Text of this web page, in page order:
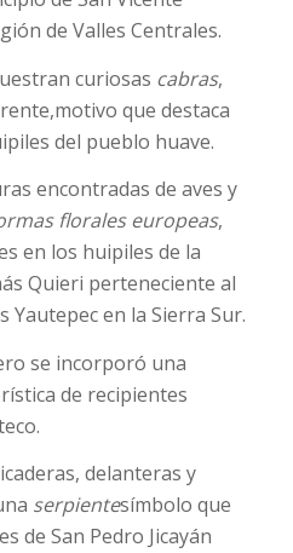
de Valles Centrales.
curiosas cabras,
que destaca
del pueblo huave.
encontradas de aves y
florales europeas,
en los huipiles de la
Quieri perteneciente al
Yautepec en la Sierra Sur.
se incorporó una
de recipientes
delanteras y
serpientesímbolo que
de San Pedro Jicayán